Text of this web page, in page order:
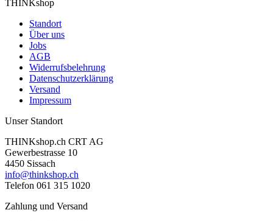
THINKshop
Standort
Über uns
Jobs
AGB
Widerrufsbelehrung
Datenschutzerklärung
Versand
Impressum
Unser Standort
THINKshop.ch CRT AG
Gewerbestrasse 10
4450 Sissach
info@thinkshop.ch
Telefon 061 315 1020
Zahlung und Versand